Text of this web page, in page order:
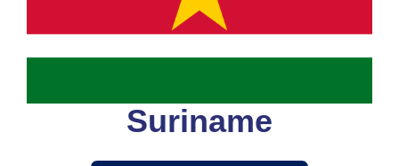
Suriname